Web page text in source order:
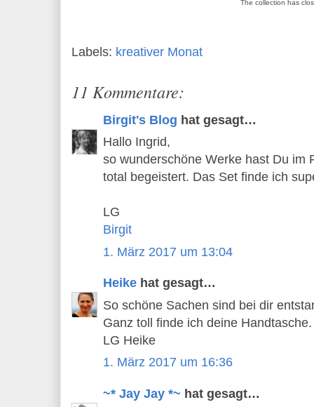
The collection has
Labels: kreativer Monat
11 Kommentare:
Birgit's Blog hat gesagt…
Hallo Ingrid,
so wunderschöne Werke hast Du im
total begeistert. Das Set finde ich
LG
Birgit
1. März 2017 um 13:04
Heike hat gesagt…
So schöne Sachen sind bei dir
Ganz toll finde ich deine Handtasche.
LG Heike
1. März 2017 um 16:36
~* Jay Jay *~ hat gesagt…